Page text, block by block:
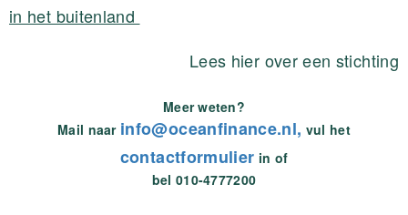
in het buitenland
Lees hier over een stichting
Meer weten?
Mail naar info@oceanfinance.nl, vul het
contactformulier in of
bel 010-4777200